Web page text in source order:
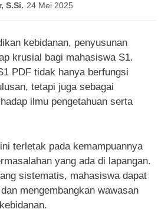
S.Si. · 24 Mei 2025
kebidanan, penyusunan
krusial bagi mahasiswa S1.
PDF tidak hanya berfungsi
tetapi juga sebagai
ilmu pengetahuan serta
terletak pada kemampuannya
yang ada di lapangan.
sistematis, mahasiswa dapat
mengembangkan wawasan